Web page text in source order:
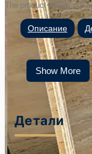
The product will be cut
Описание
Show More
Детали